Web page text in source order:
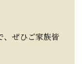
、ぜひご家族皆